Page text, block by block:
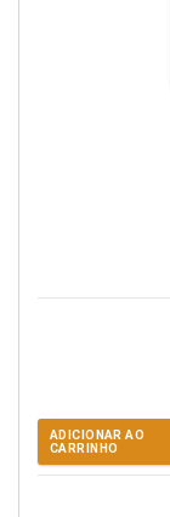
ADICIONAR AO
CARRINHO